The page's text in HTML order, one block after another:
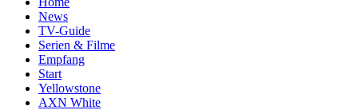
News
TV-Guide
Serien & Filme
Empfang
Start
Yellowstone
AXN White